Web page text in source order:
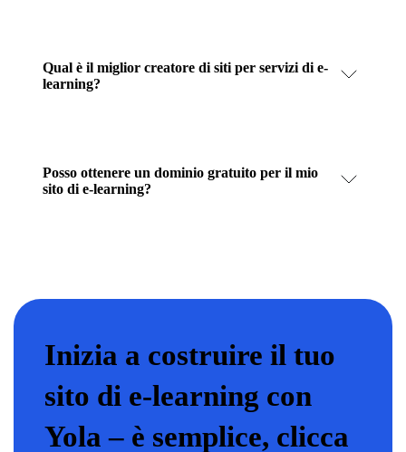
Qual è il miglior creatore di siti per servizi di e-
learning?
Posso ottenere un dominio gratuito per il mio
sito di e-learning?
Inizia a costruire il tuo
sito di e-learning con
Yola – è semplice, clicca